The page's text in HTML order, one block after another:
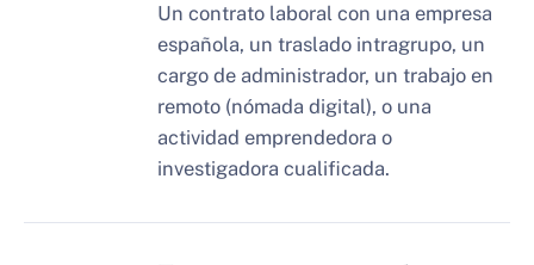
Un contrato laboral con una empresa
española, un traslado intragrupo, un
cargo de administrador, un trabajo en
remoto (nómada digital), o una
actividad emprendedora o
investigadora cualificada.